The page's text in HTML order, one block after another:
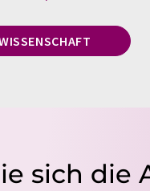
sich die